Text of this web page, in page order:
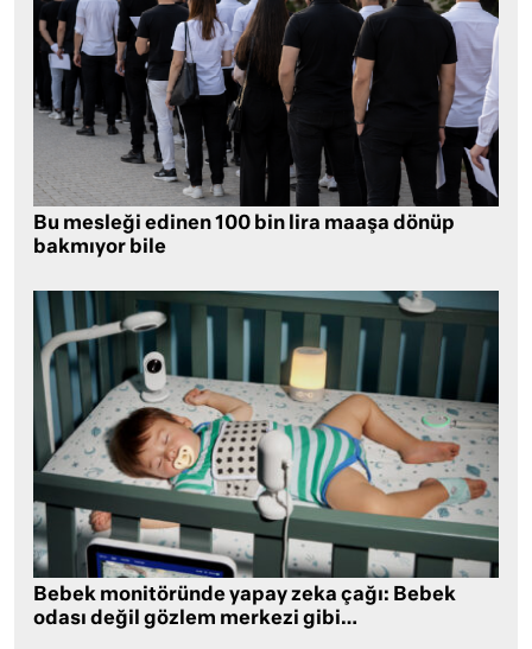
Bu mesleği edinen 100 bin lira maaşa dönüp
bakmıyor bile
Bebek monitöründe yapay zeka çağı: Bebek
odası değil gözlem merkezi gibi…